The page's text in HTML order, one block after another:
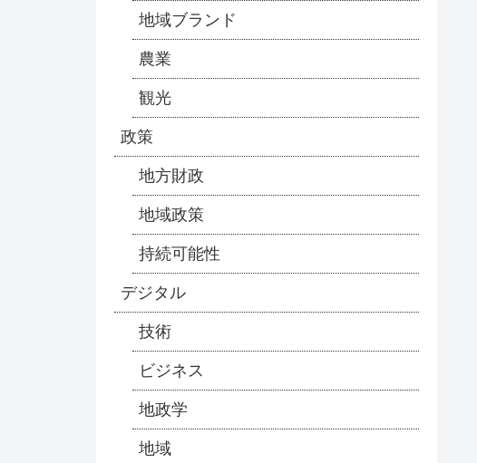
地域ブランド
農業
観光
政策
地方財政
地域政策
持続可能性
デジタル
技術
ビジネス
地政学
地域